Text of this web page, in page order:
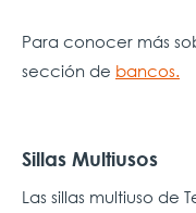
Para conocer más
sección de bancos.
Sillas Multiusos
Las sillas multiuso de